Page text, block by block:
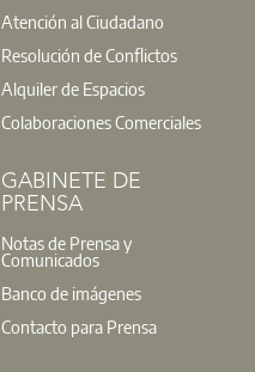
Atención al Ciudadano
Resolución de Conflictos
Alquiler de Espacios
Colaboraciones Comerciales
GABINETE DE
PRENSA
Notas de Prensa y
Comunicados
Banco de imágenes
Contacto para Prensa